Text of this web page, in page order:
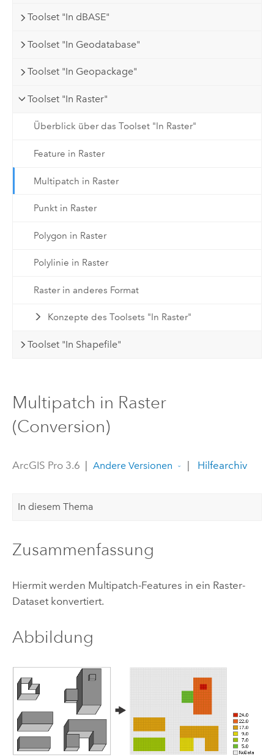
Toolset "In dBASE"
Toolset "In Geodatabase"
Toolset "In Geopackage"
Toolset "In Raster"
Überblick über das Toolset "In Raster"
Feature in Raster
Multipatch in Raster
Punkt in Raster
Polygon in Raster
Polylinie in Raster
Raster in anderes Format
Konzepte des Toolsets "In Raster"
Toolset "In Shapefile"
Multipatch in Raster
(Conversion)
ArcGIS Pro 3.6 Andere Versionen Hilfearchiv
In diesem Thema
Zusammenfassung
Hiermit werden Multipatch-Features in ein Raster-
Dataset konvertiert.
Abbildung